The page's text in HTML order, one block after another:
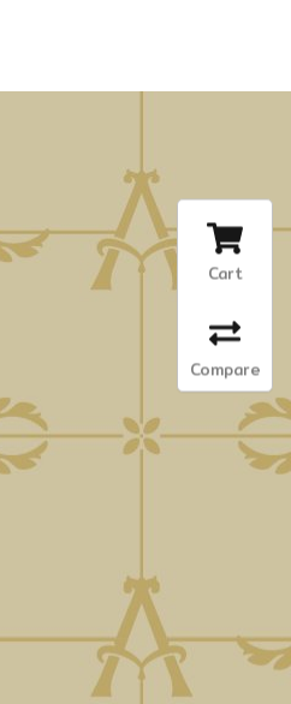
Cart
Compare